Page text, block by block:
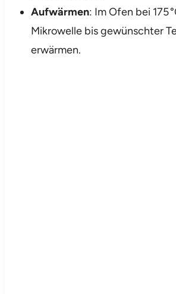
Aufwärmen: Im Ofen bei 175
Mikrowelle bis gewünschter
erwärmen.